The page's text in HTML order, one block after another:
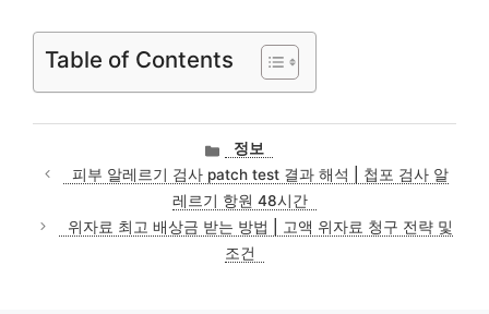
Table of Contents
카
테
고
리
정보
피부 알레르기 검사 patch test 결과 해석 | 첩포 검사 알
레르기 항원 48시간
위자료 최고 배상금 받는 방법 | 고액 위자료 청구 전략 및
조건